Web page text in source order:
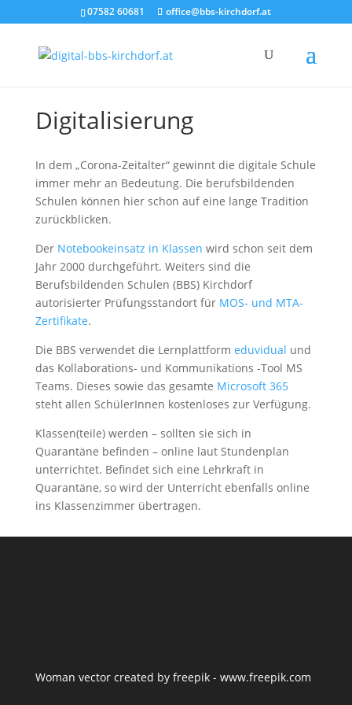
07582 60681 office@bbs-kirchdorf.at
Digitalisierung
In dem „Corona-Zeitalter“ gewinnt die digitale Schule
immer mehr an Bedeutung. Die berufsbildenden
Schulen können hier schon auf eine lange Tradition
zurückblicken.
Der Notebookeinsatz in Klassen wird schon seit dem
Jahr 2000 durchgeführt. Weiters sind die
Berufsbildenden Schulen (BBS) Kirchdorf
autorisierter Prüfungsstandort für MOS- und MTA-
Zertifikate.
Die BBS verwendet die Lernplattform eduvidual und
das Kollaborations- und Kommunikations -Tool MS
Teams. Dieses sowie das gesamte Microsoft 365
steht allen SchülerInnen kostenloses zur Verfügung.
Klassen(teile) werden – sollten sie sich in
Quarantäne befinden – online laut Stundenplan
unterrichtet. Befindet sich eine Lehrkraft in
Quarantäne, so wird der Unterricht ebenfalls online
ins Klassenzimmer übertragen.
Woman vector created by freepik - www.freepik.com